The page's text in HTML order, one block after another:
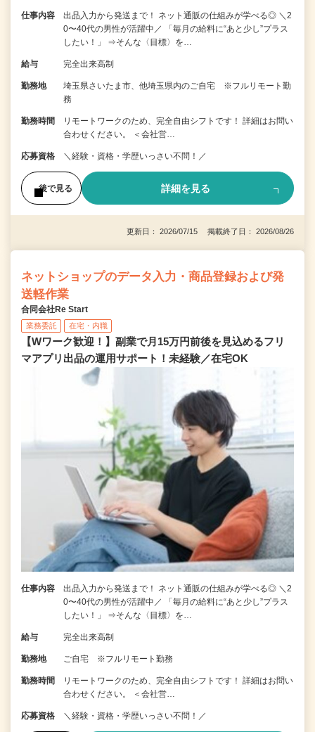
仕事内容
出品入力から発送まで！ ネット通販の仕組みが学べる◎ ＼2
0〜40代の男性が活躍中／ 「毎月の給料に“あと少し”プラス
したい！」 ⇒そんな〈目標〉を…
給与 完全出来高制
勤務地
埼玉県さいたま市、他埼玉県内のご自宅 ※フルリモート勤
務
勤務時間
リモートワークのため、完全自由シフトです！ 詳細はお問い
合わせください。 ＜会社営…
応募資格 ＼経験・資格・学歴いっさい不問！／
後で見る 詳細を見る
更新日： 2026/07/15 掲載終了日： 2026/08/26
ネットショップのデータ入力・商品登録および発
送軽作業
合同会社Re Start
業務委託 在宅・内職
【Wワーク歓迎！】副業で月15万円前後を見込めるフリ
マアプリ出品の運用サポート！未経験／在宅OK
仕事内容
出品入力から発送まで！ ネット通販の仕組みが学べる◎ ＼2
0〜40代の男性が活躍中／ 「毎月の給料に“あと少し”プラス
したい！」 ⇒そんな〈目標〉を…
給与 完全出来高制
勤務地 ご自宅 ※フルリモート勤務
勤務時間
リモートワークのため、完全自由シフトです！ 詳細はお問い
合わせください。 ＜会社営…
応募資格 ＼経験・資格・学歴いっさい不問！／